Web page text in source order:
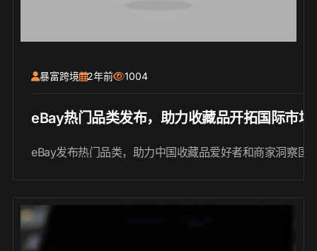
暴富跨境 2年前 1004
eBay热门品类发布，助力收藏品开拓国际市场
eBay发布热门品类，助力中国收藏品爱好者和商家洞察国